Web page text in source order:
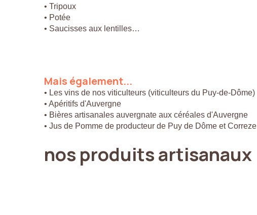
• Tripoux
• Potée
• Saucisses aux lentilles…
Mais également...
• Les vins de nos viticulteurs (viticulteurs du Puy-de-Dôme)
• Apéritifs d'Auvergne
• Bières artisanales auvergnate aux céréales d'Auvergne
• Jus de Pomme de producteur de Puy de Dôme et Correze
nos produitsartisanaux